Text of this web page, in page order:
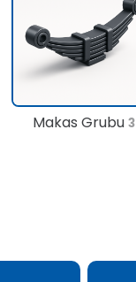
Makas Grubu 3